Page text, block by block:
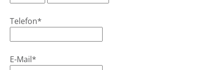
Telefon*
E-Mail*